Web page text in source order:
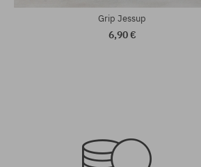
Grip Jessup
6,90 €